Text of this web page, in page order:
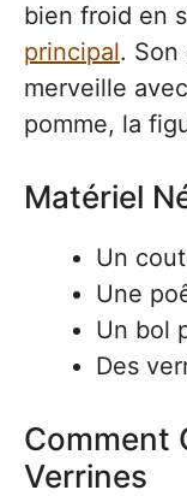
bien froid en
principal. Son
merveille
pomme, la
Matériel
Un
Une
Un bol
Des
Comment
Verrines